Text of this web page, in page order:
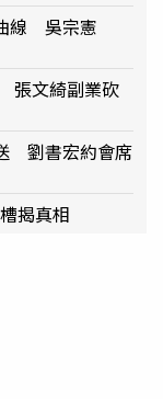
線 吳宗憲
張文綺副業砍
劉書宏約會席
揭真相